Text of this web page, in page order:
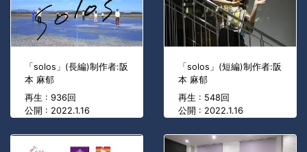
「solos」(長編)制作者:阪
本 麻郁
再生 : 936回
公開 : 2022.1.16
「solos」(短編)制作者:阪
本 麻郁
再生 : 548回
公開 : 2022.1.16